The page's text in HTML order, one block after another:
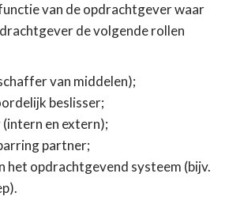
van de opdrachtgever waar
de volgende rollen
van middelen);
beslisser;
en extern);
partner;
het opdrachtgevend systeem (bijv.